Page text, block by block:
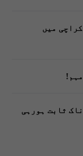
کراچی میں
ثابت ہورہی